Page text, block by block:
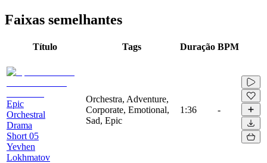
Faixas semelhantes
Título Tags Duração BPM
Epic
Orchestral
Drama
Short 05
Yevhen
Lokhmatov
Orchestra, Adventure,
Corporate, Emotional,
Sad, Epic
1:36 -